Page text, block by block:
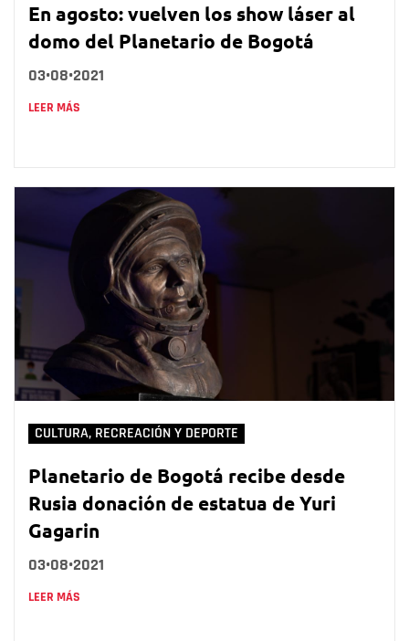
En agosto: vuelven los show láser al
domo del Planetario de Bogotá
03•08•2021
LEER MÁS
CULTURA, RECREACIÓN Y DEPORTE
Planetario de Bogotá recibe desde
Rusia donación de estatua de Yuri
Gagarin
03•08•2021
LEER MÁS